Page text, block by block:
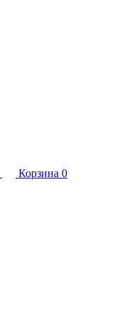
Корзина 0